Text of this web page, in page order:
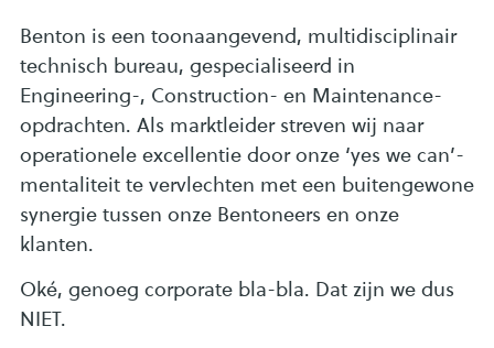
Benton is een toonaangevend, multidisciplinair
technisch bureau, gespecialiseerd in
Engineering-, Construction- en Maintenance-
opdrachten. Als marktleider streven wij naar
operationele excellentie door onze ‘yes we can’-
mentaliteit te vervlechten met een buitengewone
synergie tussen onze Bentoneers en onze
klanten.
Oké, genoeg corporate bla-bla. Dat zijn we dus
NIET.